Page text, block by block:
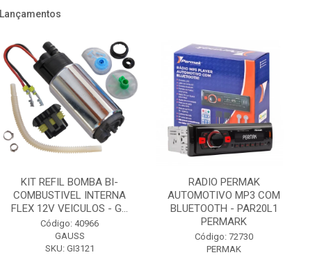
Lançamentos
KIT REFIL BOMBA BI-
COMBUSTIVEL INTERNA
FLEX 12V VEICULOS - G...
Código: 40966
GAUSS
SKU: GI3121
RADIO PERMAK
AUTOMOTIVO MP3 COM
BLUETOOTH - PAR20L1
PERMARK
Código: 72730
PERMAK